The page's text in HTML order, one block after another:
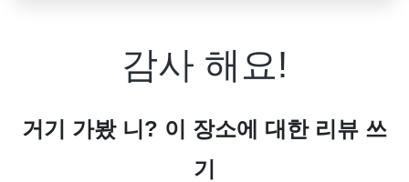
감사 해요!
거기 가봤 니? 이 장소에 대한 리뷰 쓰
기